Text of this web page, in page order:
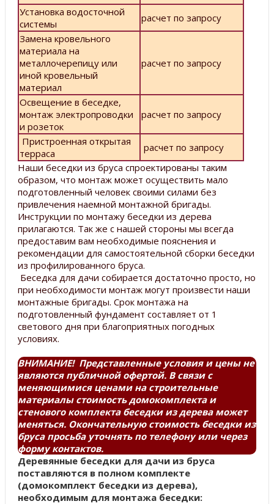
Установка водосточной
системы
расчет по запросу
Замена кровельного
материала на
металлочерепицу или
иной кровельный
материал
расчет по запросу
Освещение в беседке,
монтаж электропроводки
и розеток
расчет по запросу
Пристроенная открытая
терраса
расчет по запросу
Наши беседки из бруса спроектированы таким
образом, что монтаж может осуществить мало
подготовленный человек своими силами без
привлечения наемной монтажной бригады.
Инструкции по монтажу беседки из дерева
прилагаются. Так же с нашей стороны мы всегда
предоставим вам необходимые пояснения и
рекомендации для самостоятельной сборки беседки
из профилированного бруса.
Беседка для дачи собирается достаточно просто, но
при необходимости монтаж могут произвести наши
монтажные бригады. Срок монтажа на
подготовленный фундамент составляет от 1
светового дня при благоприятных погодных
условиях.
ВНИМАНИЕ! Представленные условия и цены не
являются публичной офертой. В связи с
меняющимися ценами на строительные
материалы стоимость домокомплекта и
стенового комплекта беседки из дерева может
меняться. Окончательную стоимость беседки из
бруса просьба уточнять по телефону или через
форму контактов.
Деревянные беседки для дачи из бруса
поставляются в полном комплекте
(домокомплект беседки из дерева),
необходимым для монтажа беседки: